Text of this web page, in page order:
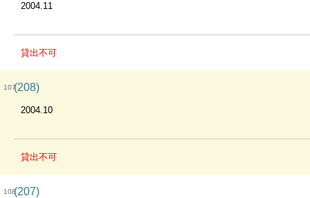
2004.11
貸出不可
107(208)
2004.10
貸出不可
108(207)